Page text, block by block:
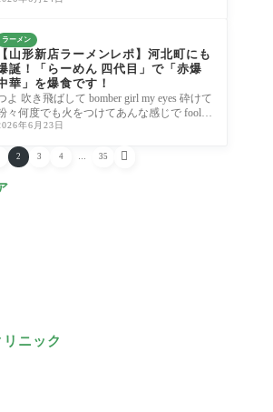
ラーメン
【山形新店ラーメンレポ】河北町にも
誕！「らーめん 四代目」で「赤爆
華」を爆食です！
よ 吹き飛ばして bomber girl my eyes 砕けて
々何度でも火をつけてあんな感じで fool f
your lovin' in a little heaven～♪ ど～も～～。
年6月23日
2 3 4 35 
ニック